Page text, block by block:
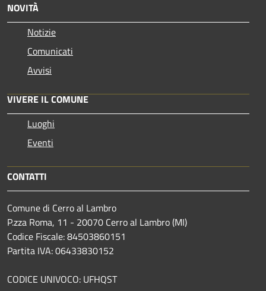
NOVITÀ
Notizie
Comunicati
Avvisi
VIVERE IL COMUNE
Luoghi
Eventi
CONTATTI
Comune di Cerro al Lambro
P.zza Roma, 11 - 20070 Cerro al Lambro (MI)
Codice Fiscale: 84503860151
Partita IVA: 06433830152
CODICE UNIVOCO: UFHQST